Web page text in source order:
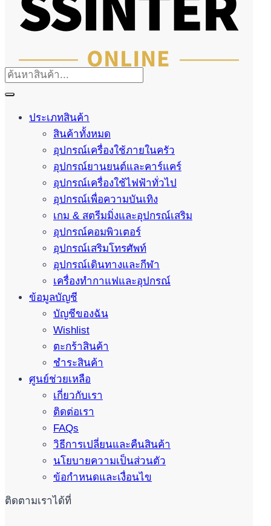
ประเภทสินค้า
สินค้าทั้งหมด
อุปกรณ์เครื่องใช้ภายในครัว
อุปกรณ์ยานยนต์และคาร์แคร์
อุปกรณ์เครื่องใช้ไฟฟ้าทั่วไป
อุปกรณ์เพื่อความบันเทิง
เกม & สตรีมมิ่งและอุปกรณ์เสริม
อุปกรณ์คอมพิวเตอร์
อุปกรณ์เสริมโทรศัพท์
อุปกรณ์เดินทางและกีฬา
เครื่องทำกาแฟและอุปกรณ์
ข้อมูลบัญชี
บัญชีของฉัน
Wishlist
ตะกร้าสินค้า
ชำระสินค้า
ศูนย์ช่วยเหลือ
เกี่ยวกับเรา
ติดต่อเรา
FAQs
วิธีการเปลี่ยนและคืนสินค้า
นโยบายความเป็นส่วนตัว
ข้อกำหนดและเงื่อนไข
ติดตามเราได้ที่